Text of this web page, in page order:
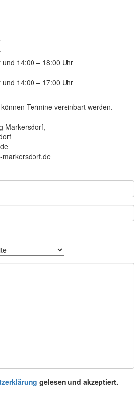
und 14:00 – 18:00 Uhr
und 14:00 – 17:00 Uhr
Termine vereinbart werden.
Markersdorf,
markersdorf.de
gelesen und akzeptiert.